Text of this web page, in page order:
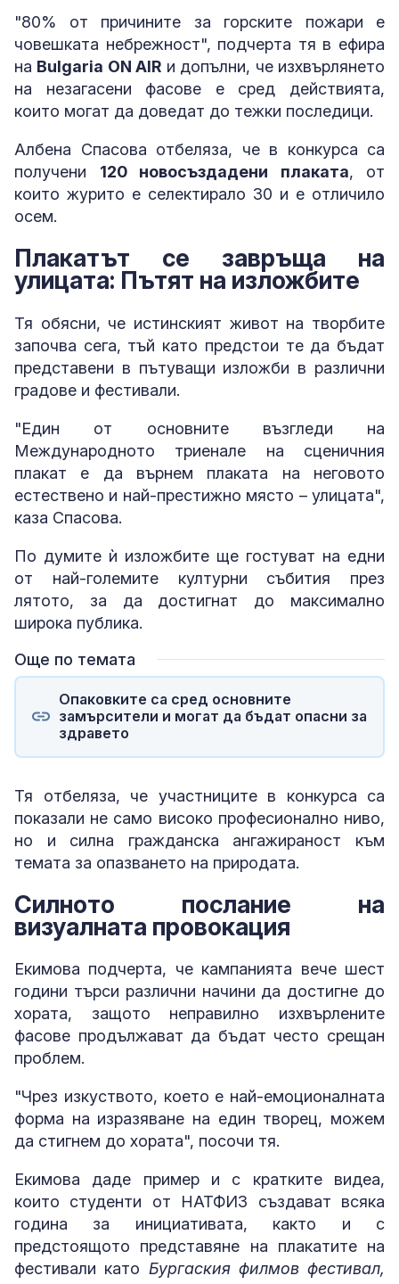
"80% от причините за горските пожари е
човешката небрежност", подчерта тя в ефира
на Bulgaria ON AIR и допълни, че изхвърлянето
на незагасени фасове е сред действията,
които могат да доведат до тежки последици.
Албена Спасова отбеляза, че в конкурса са
получени 120 новосъздадени плаката, от
които журито е селектирало 30 и е отличило
осем.
Плакатът се завръща на
улицата: Пътят на изложбите
Тя обясни, че истинският живот на творбите
започва сега, тъй като предстои те да бъдат
представени в пътуващи изложби в различни
градове и фестивали.
"Един от основните възгледи на
Международното триенале на сценичния
плакат е да върнем плаката на неговото
естествено и най-престижно място – улицата",
каза Спасова.
По думите ѝ изложбите ще гостуват на едни
от най-големите културни събития през
лятото, за да достигнат до максимално
широка публика.
Още по темата
Опаковките са сред основните
замърсители и могат да бъдат опасни за
здравето
Тя отбеляза, че участниците в конкурса са
показали не само високо професионално ниво,
но и силна гражданска ангажираност към
темата за опазването на природата.
Силното послание на
визуалната провокация
Екимова подчерта, че кампанията вече шест
години търси различни начини да достигне до
хората, защото неправилно изхвърлените
фасове продължават да бъдат често срещан
проблем.
"Чрез изкуството, което е най-емоционалната
форма на изразяване на един творец, можем
да стигнем до хората", посочи тя.
Екимова даде пример и с кратките видеа,
които студенти от НАТФИЗ създават всяка
година за инициативата, както и с
предстоящото представяне на плакатите на
фестивали като Бургаския филмов фестивал,